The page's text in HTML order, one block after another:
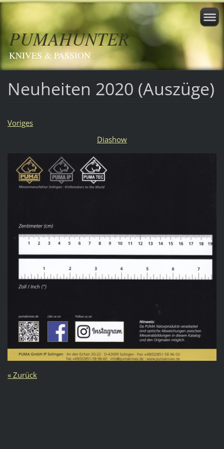
PUMAHUNTER
KNIVES & PASSION
Neuheiten 2020 (Auszüge)
Voriges
Diashow
« Zurück